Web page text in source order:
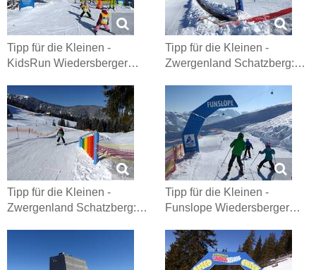
Tipp für die Kleinen -
KidsRun Wiedersberger…
Tipp für die Kleinen -
Zwergenland Schatzberg:…
Tipp für die Kleinen -
Zwergenland Schatzberg:…
Tipp für die Kleinen -
Funslope Wiedersberger…